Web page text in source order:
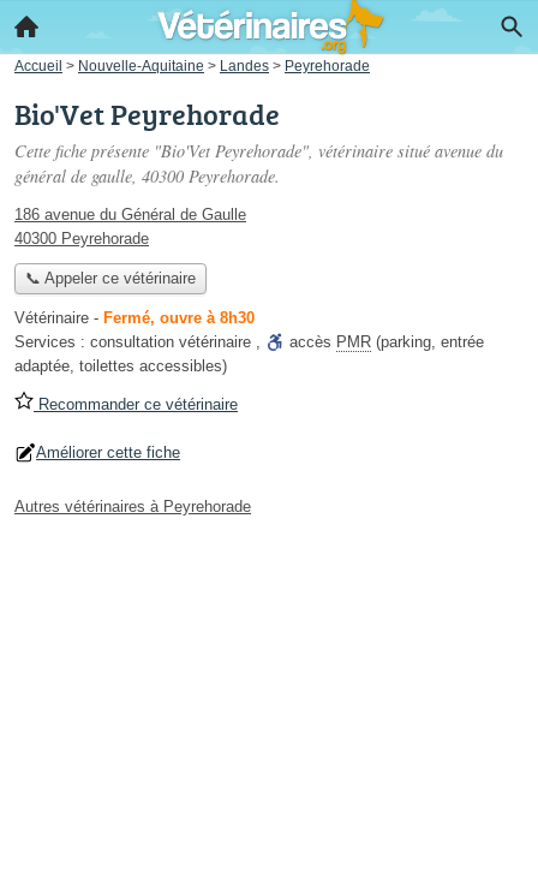
Accueil > Nouvelle-Aquitaine > Landes > Peyrehorade
Bio'Vet Peyrehorade
Cette fiche présente "Bio'Vet Peyrehorade", vétérinaire situé avenue du
général de gaulle, 40300 Peyrehorade.
186 avenue du Général de Gaulle
40300 Peyrehorade
📞 Appeler ce vétérinaire
Vétérinaire - Fermé, ouvre à 8h30
Services : consultation vétérinaire , accès PMR (parking, entrée
adaptée, toilettes accessibles)
Recommander ce vétérinaire
Améliorer cette fiche
Autres vétérinaires à Peyrehorade